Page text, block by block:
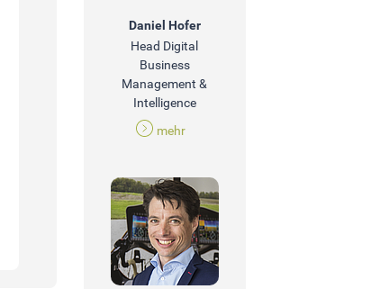
Daniel Hofer
Head Digital
Business
Management &
Intelligence
mehr